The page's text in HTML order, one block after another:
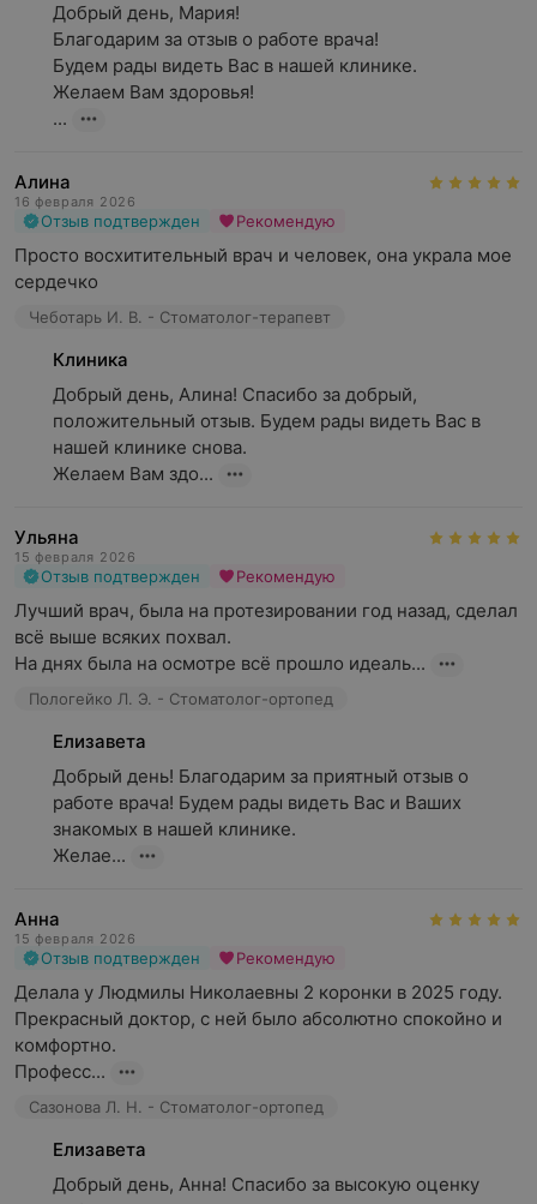
Добрый день, Мария!
Благодарим за отзыв о работе врача!
Будем рады видеть Вас в нашей клинике.
Желаем Вам здоровья!
...
Алина
16 февраля 2026
Отзыв подтвержден Рекомендую
Просто восхитительный врач и человек, она украла мое
сердечко
Чеботарь И. В. - Стоматолог-терапевт
Клиника
Добрый день, Алина! Спасибо за добрый,
положительный отзыв. Будем рады видеть Вас в
нашей клинике снова.
Желаем Вам здо...
Ульяна
15 февраля 2026
Отзыв подтвержден Рекомендую
Лучший врач, была на протезировании год назад, сделал
всё выше всяких похвал.
На днях была на осмотре всё прошло идеаль...
Пологейко Л. Э. - Стоматолог-ортопед
Елизавета
Добрый день! Благодарим за приятный отзыв о
работе врача! Будем рады видеть Вас и Ваших
знакомых в нашей клинике.
Желае...
Анна
15 февраля 2026
Отзыв подтвержден Рекомендую
Делала у Людмилы Николаевны 2 коронки в 2025 году.
Прекрасный доктор, с ней было абсолютно спокойно и
комфортно.
Професс...
Сазонова Л. Н. - Стоматолог-ортопед
Елизавета
Добрый день, Анна! Спасибо за высокую оценку